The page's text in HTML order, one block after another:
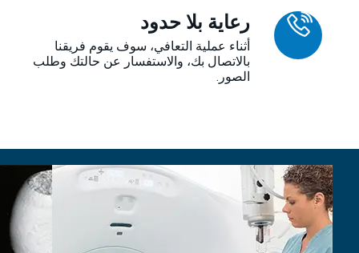
رعاية بلا حدود
أثناء عملية التعافي، سوف يقوم فريقنا
بالاتصال بك، والاستفسار عن حالتك وطلب
الصور.